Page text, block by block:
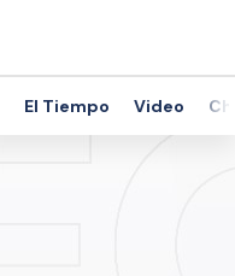
El Tiempo Video